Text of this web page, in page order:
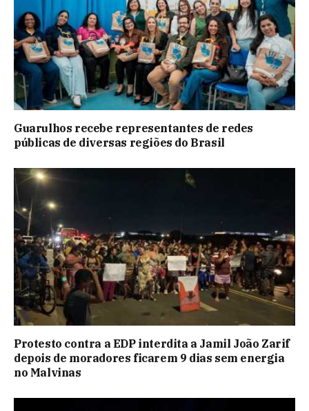
Guarulhos recebe representantes de redes
públicas de diversas regiões do Brasil
Protesto contra a EDP interdita a Jamil João Zarif
depois de moradores ficarem 9 dias sem energia
no Malvinas